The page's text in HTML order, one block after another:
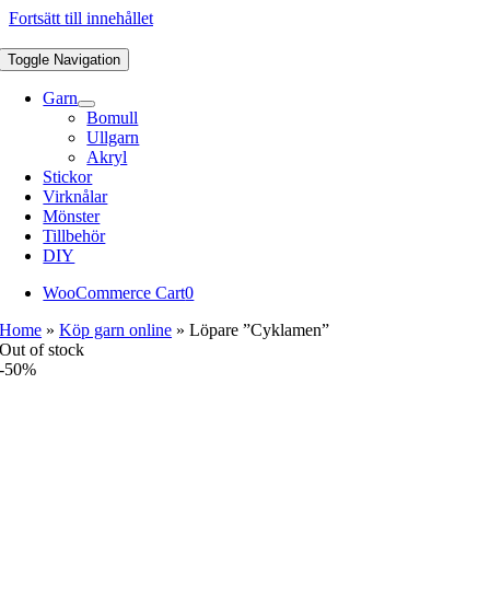
Fortsätt till innehållet
Toggle Navigation
Garn
Bomull
Ullgarn
Akryl
Stickor
Virknålar
Mönster
Tillbehör
DIY
WooCommerce Cart0
Home »Köp garn online »Löpare ”Cyklamen”
Out of stock
-50%